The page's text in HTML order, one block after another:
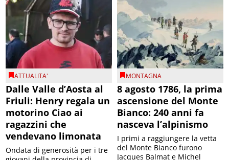
ATTUALITA'
Dalle Valle d’Aosta al
Friuli: Henry regala un
motorino Ciao ai
ragazzini che
vendevano limonata
Ondata di generosità per i tre
MONTAGNA
8 agosto 1786, la prima
ascensione del Monte
Bianco: 240 anni fa
nasceva l’alpinismo
I primi a raggiungere la vetta
del Monte Bianco furono
Jacques Balmat e Michel